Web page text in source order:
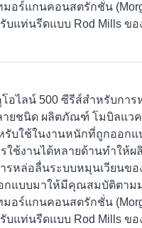
มอร์แกนคอนสตรักชั่น
แท่นรีดแบบ Rod Mills ขอ
ไลน์ 500 ซีรีส์สำหรับกา
ายชนิด ผลิตภัณฑ์ โมบิลแว
บใช้ในงานหนักที่ถูกออกแ
ใช้งานได้หลายด้านทำให้
รหล่อลื่นระบบหมุนเวียนข
กแบบมาให้มีคุณสมบัติตาม
มอร์แกนคอนสตรักชั่น
แท่นรีดแบบ Rod Mills ขอ